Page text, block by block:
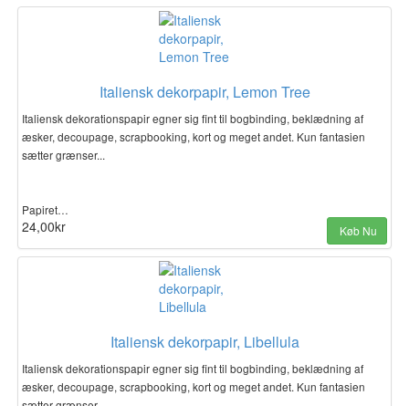
Italiensk dekorpapir, Lemon Tree
Italiensk dekorationspapir egner sig fint til bogbinding, beklædning af
æsker, decoupage, scrapbooking, kort og meget andet. Kun fantasien
sætter grænser...
Papiret…
24,00kr Køb Nu
Italiensk dekorpapir, Libellula
Italiensk dekorationspapir egner sig fint til bogbinding, beklædning af
æsker, decoupage, scrapbooking, kort og meget andet. Kun fantasien